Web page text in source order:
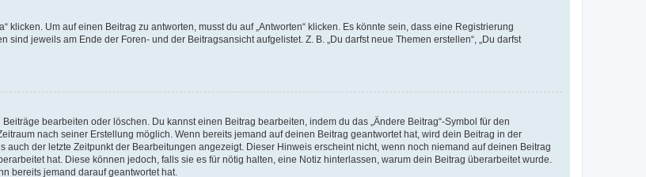
klicken. Um auf einen Beitrag zu antworten, musst du auf „Antworten“ klicken. Es könnte sein, dass eine Registrierung
jeweils am Ende der Foren- und der Beitragsansicht aufgelistet. Z. B. „Du darfst neue Themen erstellen“, „Du darfst
bearbeiten oder löschen. Du kannst einen Beitrag bearbeiten, indem du das „Ändere Beitrag“-Symbol für den
nach seiner Erstellung möglich. Wenn bereits jemand auf deinen Beitrag geantwortet hat, wird dein Beitrag in der
der letzte Zeitpunkt der Bearbeitungen angezeigt. Dieser Hinweis erscheint nicht, wenn noch niemand auf deinen Beitrag
hat. Diese können jedoch, falls sie es für nötig halten, eine Notiz hinterlassen, warum dein Beitrag überarbeitet wurde.
bereits jemand darauf geantwortet hat.